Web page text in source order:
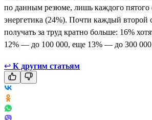
по данным резюме, лишь каждого пятого
энергетика (24%). Почти каждый второй
получать за труд кратно больше: 16%
12% — до 100 000, еще 13% — до 300 000
↩ К другим статьям